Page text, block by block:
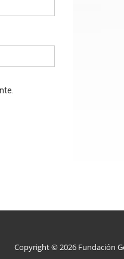
Copyright © 2026 Fundación